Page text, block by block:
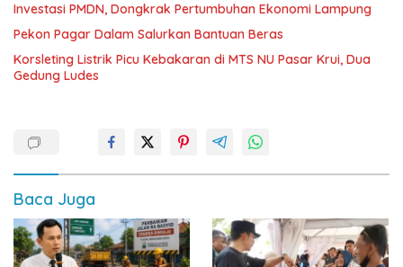
Investasi PMDN, Dongkrak Pertumbuhan Ekonomi Lampung
Pekon Pagar Dalam Salurkan Bantuan Beras
Korsleting Listrik Picu Kebakaran di MTS NU Pasar Krui, Dua
Gedung Ludes
Baca Juga